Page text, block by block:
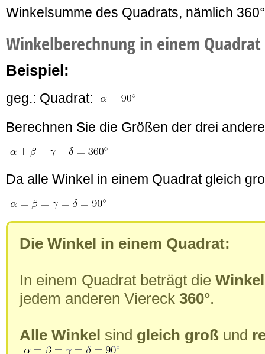
Winkelsumme des Quadrats, nämlich
Winkelberechnung in einem Quadrat
Beispiel:
geg.: Quadrat:
Berechnen Sie die Größen der drei
Da alle Winkel in einem Quadrat gleich
Die Winkel in einem Quadrat:
In einem Quadrat beträgt die
jedem anderen Viereck 360°.
Alle Winkel sind gleich groß und